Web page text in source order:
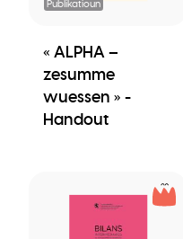
Publikatioun
« ALPHA –
zesumme
wuessen » -
Handout